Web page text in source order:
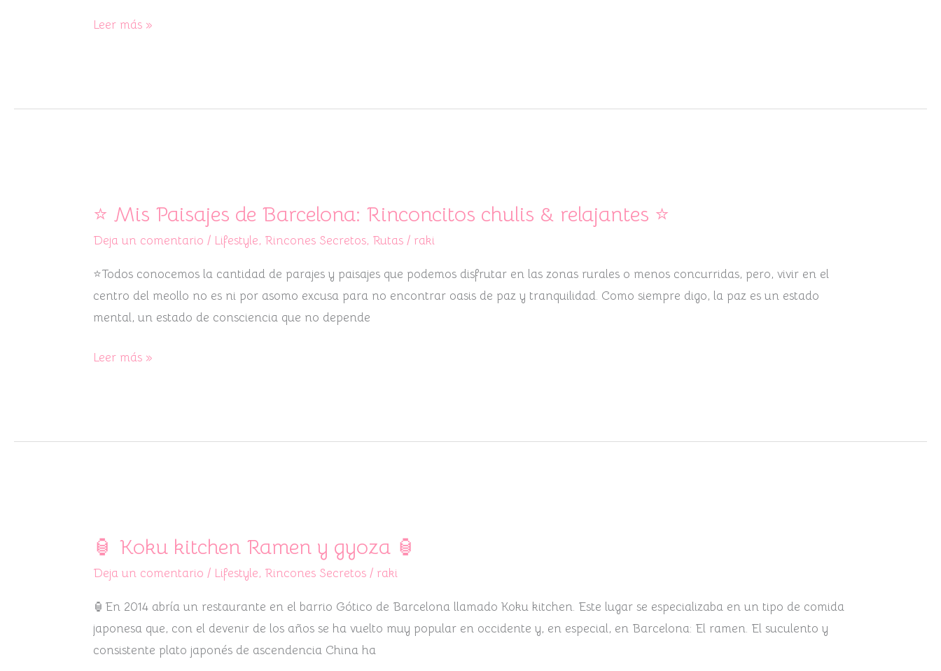
Barcelona
Leer más »
⭐ Mis Paisajes de Barcelona: Rinconcitos chulis & relajantes ⭐
Deja un comentario / Lifestyle, Rincones Secretos, Rutas / raki
⭐Todos conocemos la cantidad de parajes y paisajes que podemos disfrutar en las zonas rurales o menos concurridas, pero, vivir en el
centro del meollo no es ni por asomo excusa para no encontrar oasis de paz y tranquilidad. Como siempre digo, la paz es un estado
mental, un estado de consciencia que no depende
Mis
Paisajes
de
Barcelona:
Rinconcitos
chulis
relajantes
Leer más »
🏮 Koku kitchen Ramen y gyoza 🏮
Deja un comentario / Lifestyle, Rincones Secretos / raki
🏮En 2014 abría un restaurante en el barrio Gótico de Barcelona llamado Koku kitchen. Este lugar se especializaba en un tipo de comida
japonesa que, con el devenir de los años se ha vuelto muy popular en occidente y, en especial, en Barcelona: El ramen. El suculento y
consistente plato japonés de ascendencia China ha
Koku
kitchen
Ramen
y
gyoza
🏮